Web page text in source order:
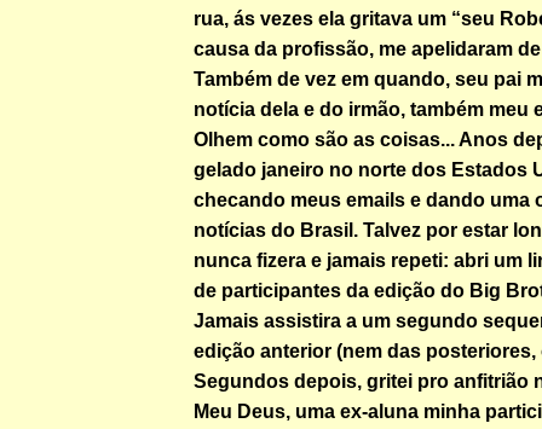
rua, ás vezes ela gritava um “seu
causa da profissão, me apelidaram
Também de vez em quando, seu pai
notícia dela e do irmão, também meu
Olhem como são as coisas... Anos
gelado janeiro no norte dos Estados
checando meus emails e dando uma
notícias do Brasil. Talvez por estar
nunca fizera e jamais repeti: abri um
de participantes da edição do Big
Jamais assistira a um segundo
edição anterior (nem das
Segundos depois, gritei pro anfitrião
Meu Deus, uma ex-aluna minha